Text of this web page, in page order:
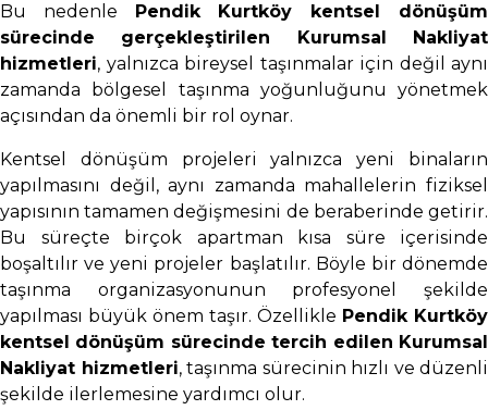
Bu nedenle
Pendik Kurtköy kentsel dönüşüm
sürecinde gerçekleştirilen Kurumsal Nakliyat
hizmetleri, yalnızca bireysel taşınmalar için değil aynı
zamanda bölgesel taşınma yoğunluğunu yönetmek
açısından da önemli bir rol oynar.
Kentsel dönüşüm projeleri yalnızca yeni binaların
yapılmasını değil, aynı zamanda mahallelerin fiziksel
yapısının tamamen değişmesini de beraberinde getirir.
Bu süreçte birçok apartman kısa süre içerisinde
boşaltılır ve yeni projeler başlatılır. Böyle bir dönemde
taşınma organizasyonunun profesyonel şekilde
yapılması büyük önem taşır. Özellikle Pendik Kurtköy
kentsel dönüşüm sürecinde tercih edilen Kurumsal
Nakliyat hizmetleri, taşınma sürecinin hızlı ve düzenli
şekilde ilerlemesine yardımcı olur.